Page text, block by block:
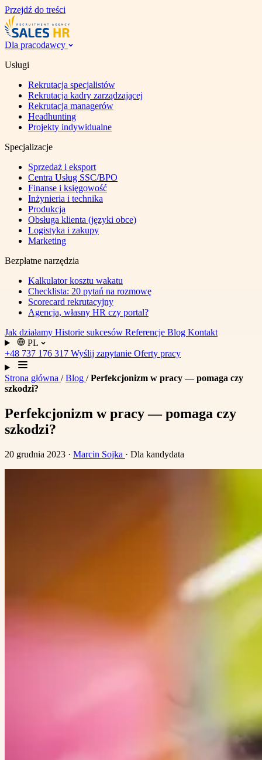
Przejdź do treści
Dla pracodawcy
Usługi
Rekrutacja specjalistów
Rekrutacja kadry zarządzającej
Rekrutacja managerów
Headhunting
Projekty indywidualne
Specjalizacje
Sprzedaż i eksport
Centra Usług SSC/BPO
Finanse i księgowość
Inżynieria i technika
Produkcja
Obsługa klienta (języki obce)
Logistyka i zakupy
Marketing
Bezpłatne narzędzia
Kalkulator kosztu wakatu
Checklista: 20 pytań na rozmowę
Scorecard rekrutacyjny
Agencja, własny HR czy portal?
Jak działamy Historie sukcesów Referencje Blog Kontakt
PL
+48 737 176 317 Wyślij zapytanie Oferty pracy
Strona główna /Blog /Perfekcjonizm w pracy — pomaga czy
szkodzi?
Perfekcjonizm w pracy — pomaga czy
szkodzi?
20 grudnia 2023 · Marcin Sojka · Dla kandydata